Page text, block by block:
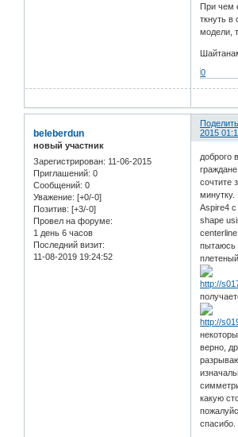
При чем
ткнуть в
модели,
0
2015
beleberdun
новый участник
Зарегистрирован: 11-06-2015
Приглашений: 0
Сообщений: 0
Уважение: [+0/-0]
Позитив: [+3/-0]
Провел на форуме:
1 день 6 часов
Последний визит:
11-08-2019 19:24:52
доброго
сочтите
минутку.
Aspire4
shape
пытаюсь
верно,
какую
спасибо.